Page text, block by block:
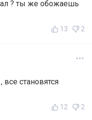
? ты же обожаешь
13 2
становятся
12 2